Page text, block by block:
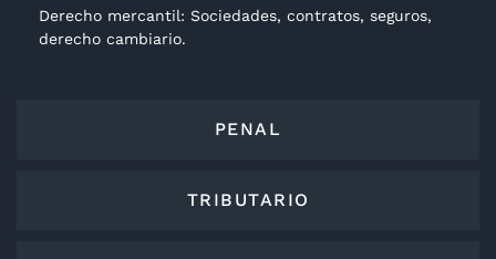
PENAL
TRIBUTARIO
Derecho mercantil: Sociedades, contratos, seguros,
derecho cambiario.